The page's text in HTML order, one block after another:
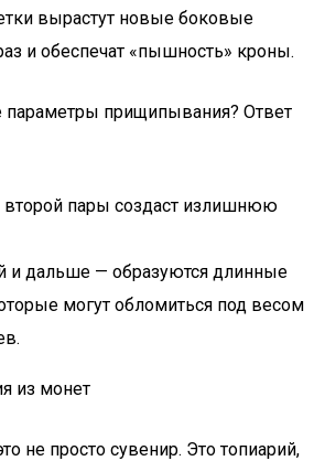
вырастут новые боковые
и обеспечат «пышность» кроны.
параметры прищипывания? Ответ
второй пары создаст излишнюю
и дальше — образуются длинные
могут обломиться под весом
из монет
не просто сувенир. Это топиарий,